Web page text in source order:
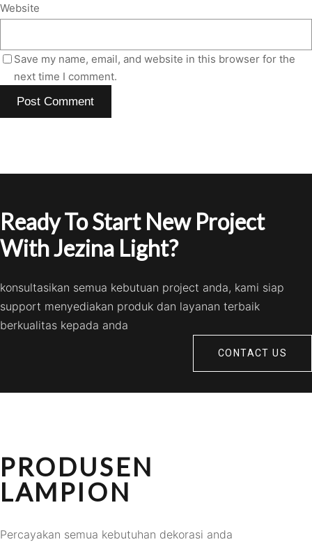
Website
Save my name, email, and website in this browser for the
next time I comment.
Ready To Start New Project
With Jezina Light?
konsultasikan semua kebutuan project anda, kami siap
support menyediakan produk dan layanan terbaik
berkualitas kepada anda
CONTACT US
PRODUSEN
LAMPION
Percayakan semua kebutuhan dekorasi anda